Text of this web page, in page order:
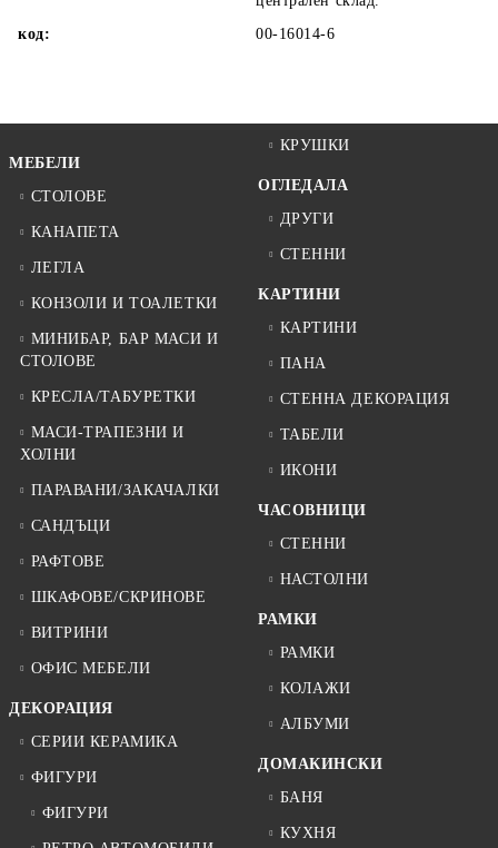
код:
00-16014-6
МЕБЕЛИ
СТОЛОВЕ
КАНАПЕТА
ЛЕГЛА
КОНЗОЛИ И ТОАЛЕТКИ
МИНИБАР, БАР МАСИ И
СТОЛОВЕ
КРЕСЛА/ТАБУРЕТКИ
МАСИ-ТРАПЕЗНИ И
ХОЛНИ
ПАРАВАНИ/ЗАКАЧАЛКИ
САНДЪЦИ
РАФТОВЕ
ШКАФОВЕ/СКРИНОВЕ
ВИТРИНИ
ОФИС МЕБЕЛИ
ДЕКОРАЦИЯ
СЕРИИ КЕРАМИКА
ФИГУРИ
ФИГУРИ
КРУШКИ
ОГЛЕДАЛА
ДРУГИ
СТЕННИ
КАРТИНИ
КАРТИНИ
ПАНА
СТЕННА ДЕКОРАЦИЯ
ТАБЕЛИ
ИКОНИ
ЧАСОВНИЦИ
СТЕННИ
НАСТОЛНИ
РАМКИ
РАМКИ
КОЛАЖИ
АЛБУМИ
ДОМАКИНСКИ
БАНЯ
КУХНЯ